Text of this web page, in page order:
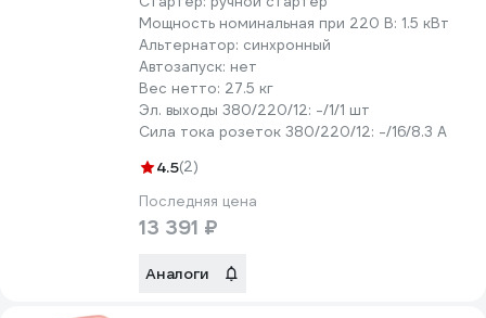
Мощность номинальная при 220 В: 1.5 кВт
Альтернатор: синхронный
Автозапуск: нет
Вес нетто: 27.5 кг
Эл. выходы 380/220/12: -/1/1 шт
Сила тока розеток 380/220/12: -/16/8.3 А
4.5(2)
Последняя цена
13 391 ₽
Аналоги